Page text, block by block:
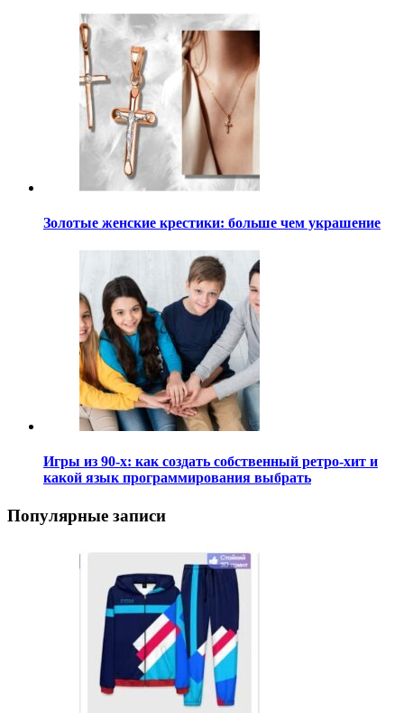
Золотые женские крестики: больше чем украшение
Игры из 90-х: как создать собственный ретро-хит и
какой язык программирования выбрать
Популярные записи